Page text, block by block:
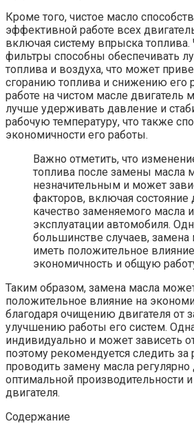
Кроме того, чистое масло
эффективной работе всех
включая систему впрыска
фильтры способны обеспечивать
топлива и воздуха, что может
сгоранию топлива и снижению его
работе на чистом масле двигатель
лучше удерживать давление и
рабочую температуру, что также
экономичности его работы.
Важно отметить, что
топлива после замены масла
незначительным и может
факторов, включая состояние
качество заменяемого масла
эксплуатации автомобиля.
большинстве случаев,
иметь положительное
экономичность и общую
Таким образом, замена масла
положительное влияние на
благодаря очищению двигателя от
улучшению работы его систем.
индивидуально и может зависеть
поэтому рекомендуется следить за
проводить замену масла
оптимальной производительности
двигателя.
Содержание